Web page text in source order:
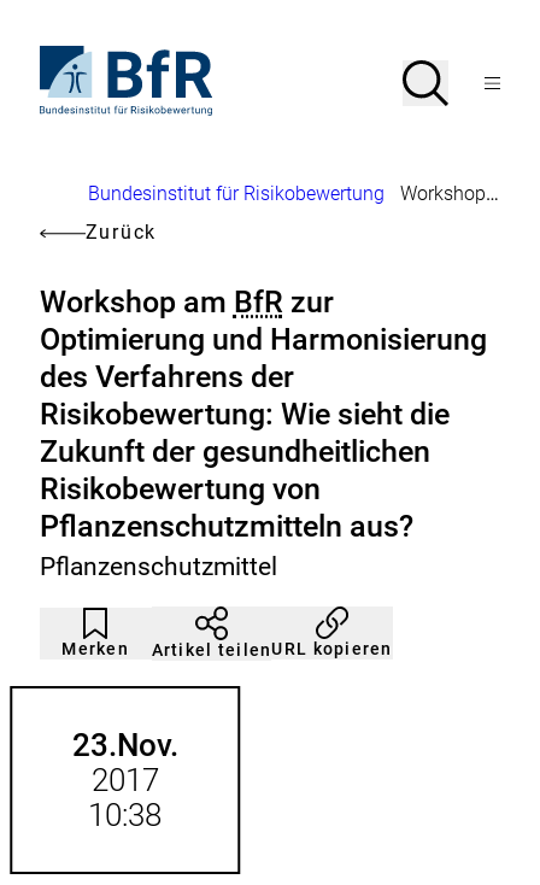
Seiteninhalt
springenStartseite
von
Suche
SucheMenü
Brotkrumennavigation
Bundesinstitut für Risikobewertung Workshop am
Zurück
Workshop am BfR zur
Optimierung und Harmonisierung
des Verfahrens der
Risikobewertung: Wie sieht die
Zukunft der gesundheitlichen
Risikobewertung von
Pflanzenschutzmitteln aus?
Pflanzenschutzmittel
Merken
Artikel
nicht
gemerkt
Durch
Klicken
der
Artikel teilenURL kopieren
23.Nov.
2017
10:38